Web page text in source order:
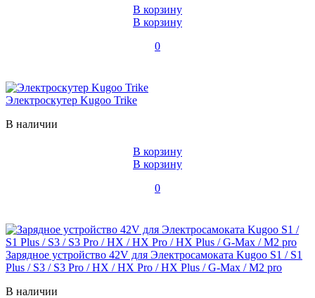
В корзину
В корзину
0
Электроскутер Kugoo Trike
В наличии
В корзину
В корзину
0
Зарядное устройство 42V для Электросамоката Kugoo S1 / S1
Plus / S3 / S3 Pro / HX / HX Pro / HX Plus / G-Max / M2 pro
В наличии